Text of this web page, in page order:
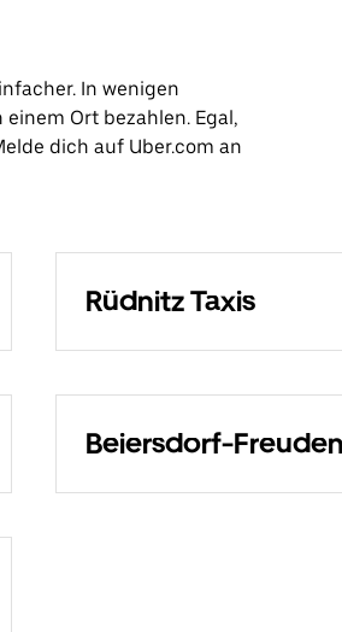
In wenigen
Ort bezahlen. Egal,
dich auf Uber.com an
Rüdnitz Taxis
Beiersdorf-